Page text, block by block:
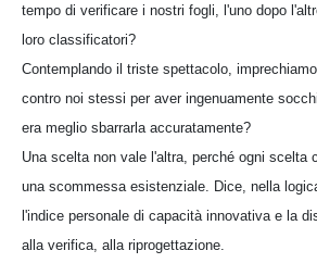
tempo di verificare i nostri fogli, l'uno dopo
loro classificatori?
Contemplando il triste spettacolo,
contro noi stessi per aver ingenuamente
era meglio sbarrarla accuratamente?
Una scelta non vale l'altra, perché ogni scelta
una scommessa esistenziale. Dice, nella
l'indice personale di capacità innovativa e la
alla verifica, alla riprogettazione.